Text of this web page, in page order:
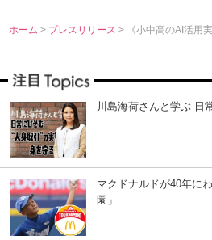
ホーム > プレスリリース> 《小中高のAI活用
川島海荷さんと学ぶ 日
マクドナルドが40年に
園」